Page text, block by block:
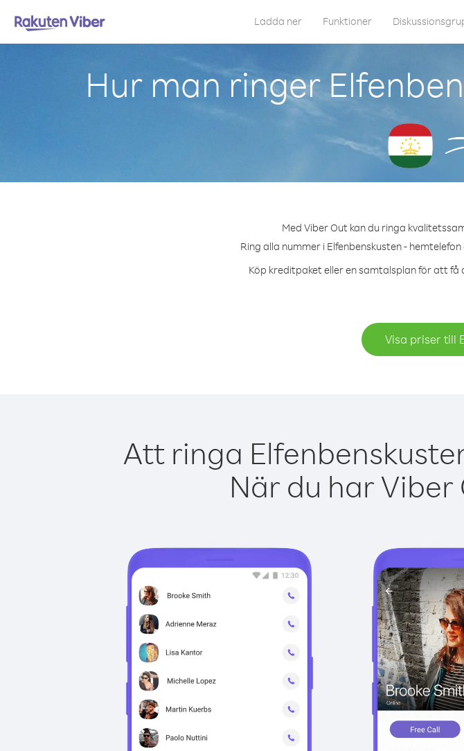
Ladda ner Funktioner
Hur man ringer
Med Viber Out kan du ringa
Ring alla nummer i Elfenbenskusten -
Köp kreditpaket eller en samtalsplan för att
Visa priser till
Att ringa
När du har